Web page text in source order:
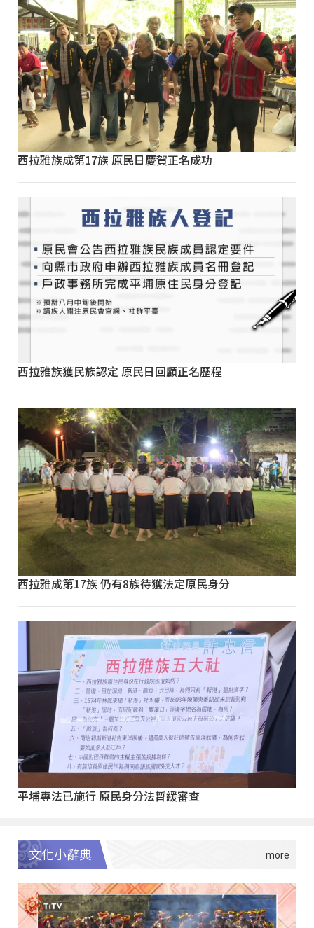
西拉雅族成第17族 原民日慶賀正名成功
西拉雅族獲民族認定 原民日回顧正名歷程
西拉雅成第17族 仍有8族待獲法定原民身分
平埔專法已施行 原民身分法暫緩審查
文化小辭典